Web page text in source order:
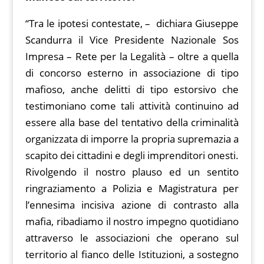
“Tra le ipotesi contestate, – dichiara Giuseppe
Scandurra il Vice Presidente Nazionale Sos
Impresa – Rete per la Legalità – oltre a quella
di concorso esterno in associazione di tipo
mafioso, anche delitti di tipo estorsivo che
testimoniano come tali attività continuino ad
essere alla base del tentativo della criminalità
organizzata di imporre la propria supremazia a
scapito dei cittadini e degli imprenditori onesti.
Rivolgendo il nostro plauso ed un sentito
ringraziamento a Polizia e Magistratura per
l’ennesima incisiva azione di contrasto alla
mafia, ribadiamo il nostro impegno quotidiano
attraverso le associazioni che operano sul
territorio al fianco delle Istituzioni, a sostegno